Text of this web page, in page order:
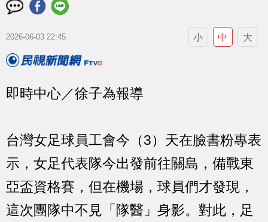
2026-06-03 22:45 小 中 大
即時中心／徐子為報導
台灣女足球員工會今（3）天在臉書粉專表
示，女足代表隊今出發前往關島，備戰東
亞盃資格賽，但在機場，球員們才發現，
這次團隊中不見「隊醫」身影。對此，足